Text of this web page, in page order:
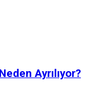
Ayrılıyor?